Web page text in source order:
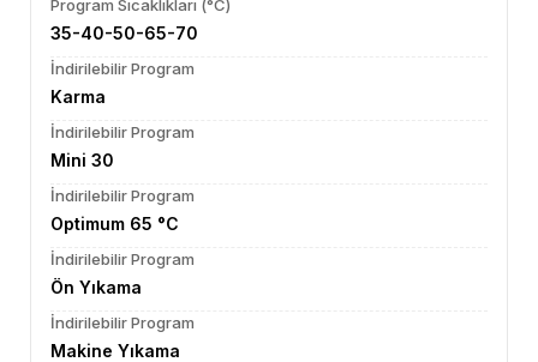
Program Sıcaklıkları (°C)
35-40-50-65-70
İndirilebilir Program
Karma
İndirilebilir Program
Mini 30
İndirilebilir Program
Optimum 65 °C
İndirilebilir Program
Ön Yıkama
İndirilebilir Program
Makine Yıkama